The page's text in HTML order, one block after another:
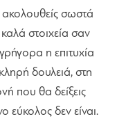
ακολουθείς σωστά
στοιχεία σαν
η επιτυχία
δουλειά, στη
που θα δείξεις
δεν είναι.